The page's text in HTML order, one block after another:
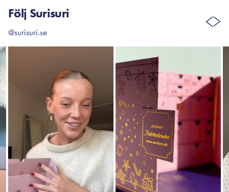
Följ Surisuri
@surisuri.se